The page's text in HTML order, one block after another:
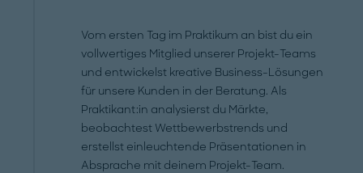
Vom ersten Tag im Praktikum an bist du ein
vollwertiges Mitglied unserer Projekt-Teams
und entwickelst kreative Business-Lösungen
für unsere Kunden in der Beratung. Als
Praktikant:in analysierst du Märkte,
beobachtest Wettbewerbstrends und
erstellst einleuchtende Präsentationen in
Absprache mit deinem Projekt-Team.